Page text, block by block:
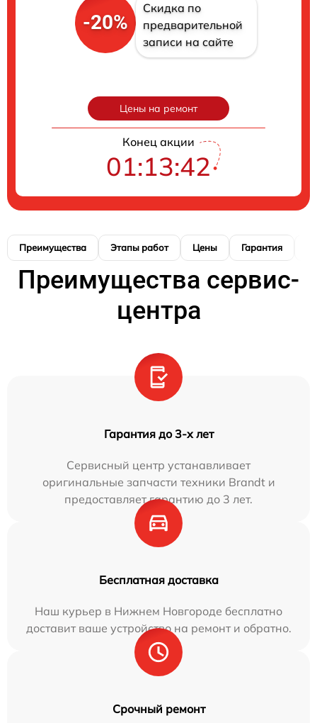
-20%
Скидка по
предварительной
записи на сайте
Цены на ремонт
Конец акции
01:13:41
Преимущества Этапы работ Цены Гарантия
Преимущества сервис-
центра
Гарантия до 3-х лет
Сервисный центр устанавливает
оригинальные запчасти техники Brandt и
предоставляет гарантию до 3 лет.
Бесплатная доставка
Наш курьер в Нижнем Новгороде бесплатно
доставит ваше устройство на ремонт и обратно.
Срочный ремонт